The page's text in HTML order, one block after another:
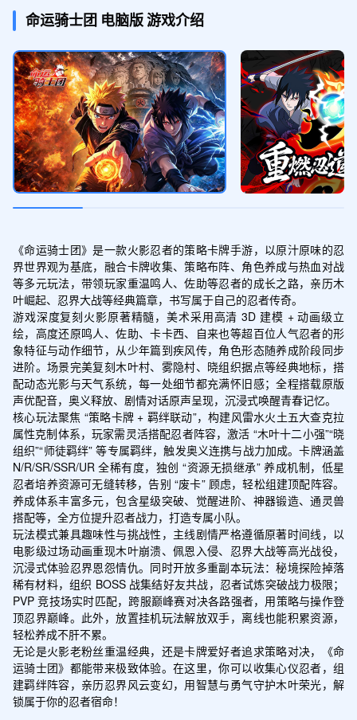
钻石*300,禁忌卷轴*10,天外陨铁*500
福利礼包
钻石*300,通灵徽记*10,通灵丸*1000
领取
新手礼包
领取
命运骑士团 电脑版游戏介绍
《命运骑士团》是一款火影忍者的策略卡牌手游，以原汁原味的忍
界世界观为基底，融合卡牌收集、策略布阵、角色养成与热血对战
等多元玩法，带领玩家重温鸣人、佐助等忍者的成长之路，亲历木
叶崛起、忍界大战等经典篇章，书写属于自己的忍者传奇。
游戏深度复刻火影原著精髓，美术采用高清 3D 建模 + 动画级立
绘，高度还原鸣人、佐助、卡卡西、自来也等超百位人气忍者的形
象特征与动作细节，从少年篇到疾风传，角色形态随养成阶段同步
进阶。场景完美复刻木叶村、雾隐村、晓组织据点等经典地标，搭
配动态光影与天气系统，每一处细节都充满怀旧感；全程搭载原版
声优配音，奥义释放、剧情对话原声呈现，沉浸式唤醒青春记忆。
核心玩法聚焦 “策略卡牌 + 羁绊联动”，构建风雷水火土五大查克拉
属性克制体系，玩家需灵活搭配忍者阵容，激活 “木叶十二小强”“晓
组织”“师徒羁绊” 等专属羁绊，触发奥义连携与战力加成。卡牌涵盖
N/R/SR/SSR/UR 全稀有度，独创 “资源无损继承” 养成机制，低星
忍者培养资源可无缝转移，告别 “废卡” 顾虑，轻松组建顶配阵容。
养成体系丰富多元，包含星级突破、觉醒进阶、神器锻造、通灵兽
搭配等，全方位提升忍者战力，打造专属小队。
玩法模式兼具趣味性与挑战性，主线剧情严格遵循原著时间线，以
电影级过场动画重现木叶崩溃、佩恩入侵、忍界大战等高光战役，
沉浸式体验忍界恩怨情仇。同时开放多重副本玩法：秘境探险掉落
稀有材料，组织 BOSS 战集结好友共战，忍者试炼突破战力极限；
PVP 竞技场实时匹配，跨服巅峰赛对决各路强者，用策略与操作登
顶忍界巅峰。此外，放置挂机玩法解放双手，离线也能积累资源，
轻松养成不肝不累。
无论是火影老粉丝重温经典，还是卡牌爱好者追求策略对决，《命
运骑士团》都能带来极致体验。在这里，你可以收集心仪忍者，组
建羁绊阵容，亲历忍界风云变幻，用智慧与勇气守护木叶荣光，解
锁属于你的忍者宿命！